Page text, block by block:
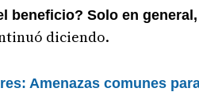
beneficio? Solo en
diciendo.
Amenazas comunes